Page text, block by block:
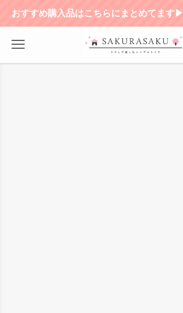
おすすめ購入品はこちらにまとめてます▶︎